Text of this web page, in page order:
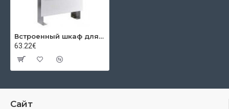
Встроенный шкаф для коллекторов ((575-665mm) X (120-185mm) X 795mm) 10-12 мест
63.22€
Сайт